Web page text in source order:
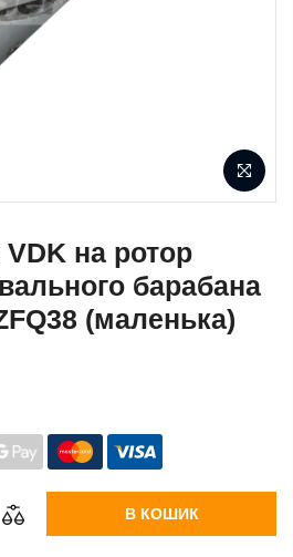
на ротор
барабана
(маленька)
В КОШИК